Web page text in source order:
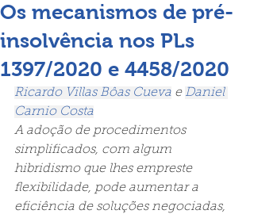
Os mecanismos de pré-
insolvência nos PLs
1397/2020 e 4458/2020
Ricardo Villas Bôas Cueva e Daniel
Carnio Costa
A adoção de procedimentos
simplificados, com algum
hibridismo que lhes empreste
flexibilidade, pode aumentar a
eficiência de soluções negociadas,